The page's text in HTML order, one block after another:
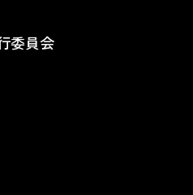
委員会